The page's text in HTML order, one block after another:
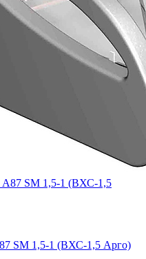
SM 1,5-1 (ВХС-1,5 Арго)